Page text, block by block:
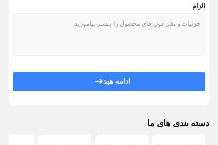
دیواری صوتی قابل اجرا
دیوار تاشو ضد صدا
الزام
ادامه هید
دسته بندی های ما